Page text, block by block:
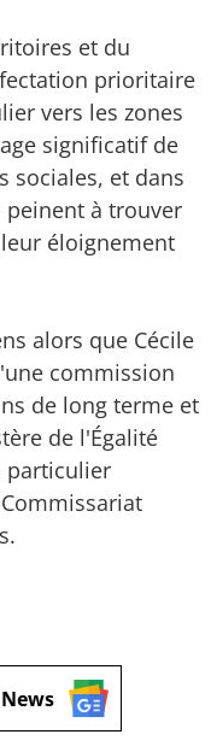
et du
prioritaire
vers les zones
significatif de
sociales, et dans
peinent à trouver
éloignement
alors que Cécile
commission
de long terme et
de l'Égalité
particulier